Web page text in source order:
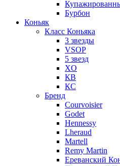
Бурбон
Коньяк
Класс Коньяка
3 звезды
VSOP
5 звезд
XO
КВ
КС
Бренд
Courvoisier
Godet
Hennessy
Lheraud
Martell
Remy Martin
Ереванский